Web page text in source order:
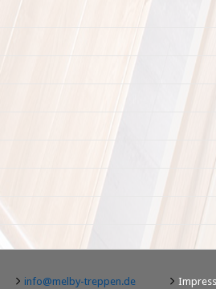
info@melby-treppen.de